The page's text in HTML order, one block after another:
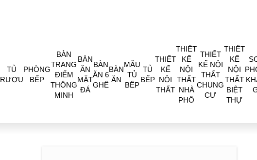
TỦ
RƯỢU
PHÒNG
BẾP
BÀN
TRANG
ĐIỂM
THÔNG
MINH
BÀN
ĂN
MẶT
ĐÁ
BÀN
ĂN 6
GHẾ
BÀN
ĂN
MẪU
TỦ
BẾP
TỦ
BẾP
THIẾT
KẾ
NỘI
THẤT
THIẾT
KẾ
NỘI
THẤT
NHÀ
PHỐ
THIẾT
KẾ NỘI
THẤT
CHUNG
CƯ
THIẾT
KẾ
NỘI
THẤT
BIỆT
THỰ